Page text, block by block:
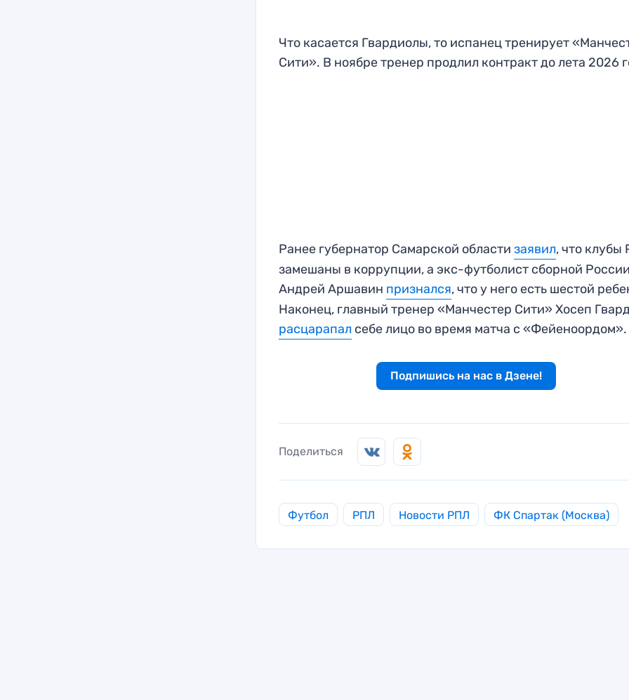
Что касается Гвардиолы, то испанец тренирует
Сити». В ноябре тренер продлил контракт до лета 2026
Ранее губернатор Самарской областизаявил, что
замешаны в коррупции, а экс-футболист сборной
Андрей Аршавин признался, что у него есть шестой
Наконец, главный тренер «Манчестер Сити» Хосеп
расцарапал себе лицо во время матча с «Фейеноордом».
Подпишись на нас в Дзене!
Поделиться
Футбол РПЛ Новости РПЛ ФК Спартак (Москва)